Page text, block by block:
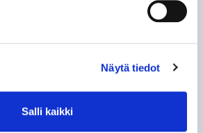
Näytä tiedot
Salli kaikki